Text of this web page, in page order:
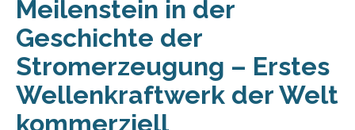
Meilenstein in der
Geschichte der
Stromerzeugung – Erstes
Wellenkraftwerk der Welt
kommerziell